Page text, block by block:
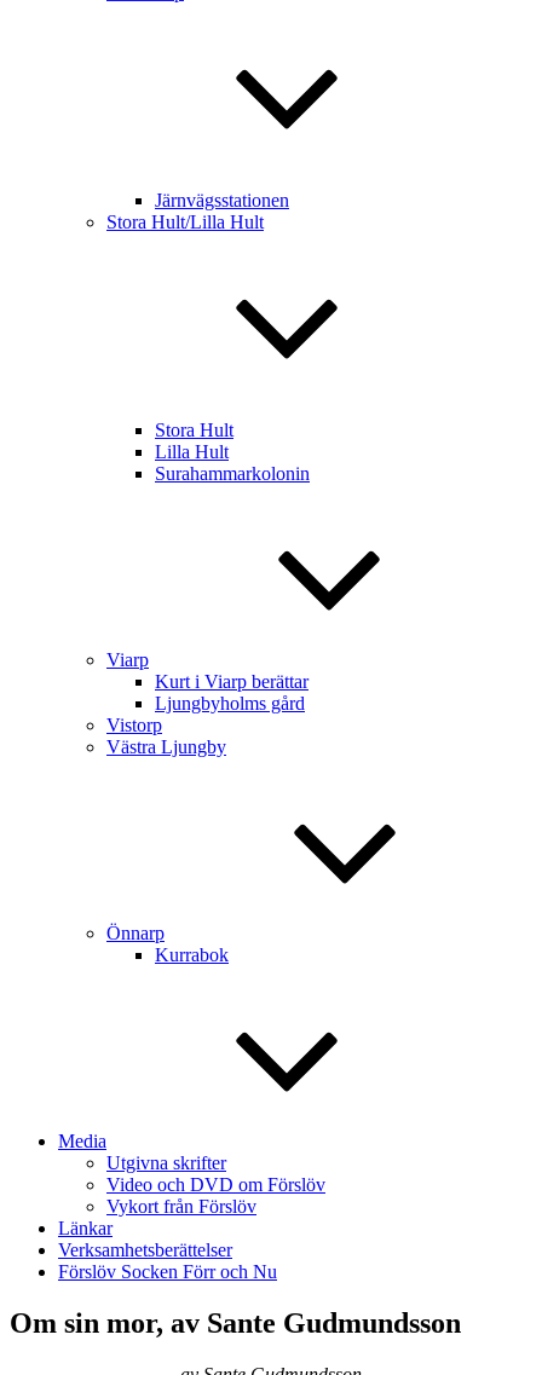
Järnvägsstationen
Stora Hult/Lilla Hult
Stora Hult
Lilla Hult
Surahammarkolonin
Viarp
Kurt i Viarp berättar
Ljungbyholms gård
Vistorp
Västra Ljungby
Önnarp
Kurrabok
Media
Utgivna skrifter
Video och DVD om Förslöv
Vykort från Förslöv
Länkar
Verksamhetsberättelser
Förslöv Socken Förr och Nu
Om sin mor, av Sante Gudmundsson